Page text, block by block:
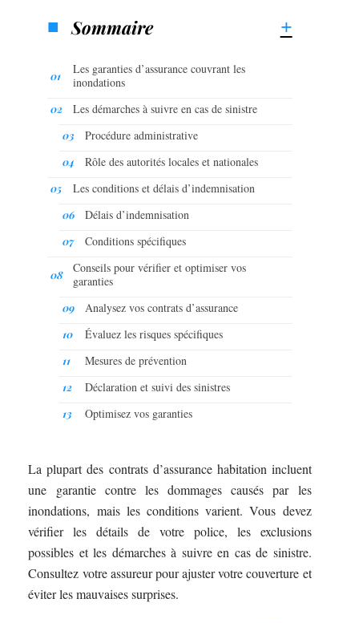
Sommaire
Les garanties d’assurance couvrant les
inondations
Les démarches à suivre en cas de sinistre
Procédure administrative
Rôle des autorités locales et nationales
Les conditions et délais d’indemnisation
Délais d’indemnisation
Conditions spécifiques
Conseils pour vérifier et optimiser vos
garanties
Analysez vos contrats d’assurance
Évaluez les risques spécifiques
Mesures de prévention
Déclaration et suivi des sinistres
Optimisez vos garanties
La plupart des contrats d’assurance habitation incluent
une garantie contre les dommages causés par les
inondations, mais les conditions varient. Vous devez
vérifier les détails de votre police, les exclusions
possibles et les démarches à suivre en cas de sinistre.
Consultez votre assureur pour ajuster votre couverture et
éviter les mauvaises surprises.